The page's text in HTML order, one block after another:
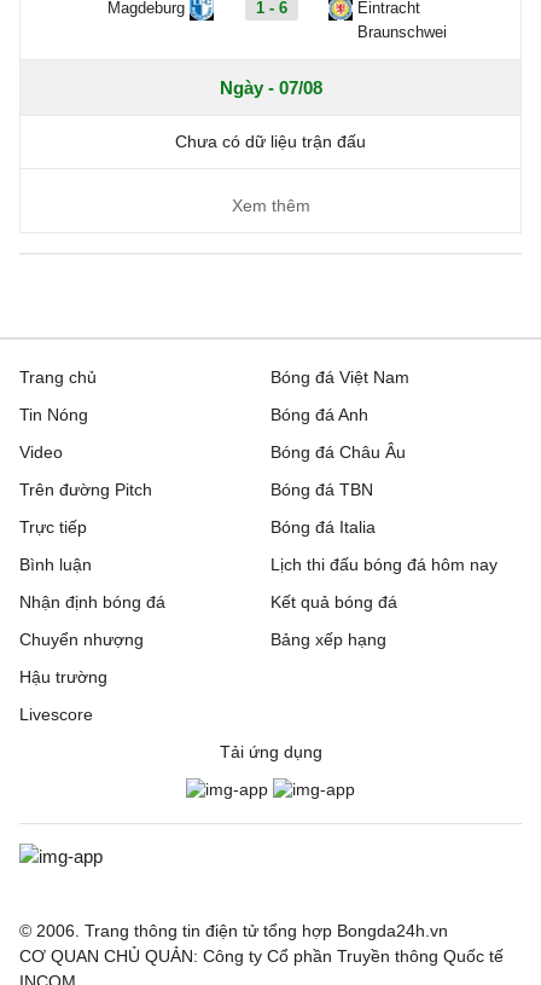
Magdeburg 1 - 6
Eintracht
Braunschwei
Ngày - 07/08
Chưa có dữ liệu trận đấu
Xem thêm
Trang chủ
Tin Nóng
Video
Trên đường Pitch
Trực tiếp
Bóng đá Việt Nam
Bóng đá Anh
Bóng đá Châu Âu
Bóng đá TBN
Bóng đá Italia
Bình luận
Nhận định bóng đá
Chuyển nhượng
Hậu trường
Livescore
Lịch thi đấu bóng đá hôm nay
Kết quả bóng đá
Bảng xếp hạng
Tải ứng dụng
© 2006. Trang thông tin điện tử tổng hợp Bongda24h.vn
CƠ QUAN CHỦ QUẢN: Công ty Cổ phần Truyền thông Quốc tế
INCOM